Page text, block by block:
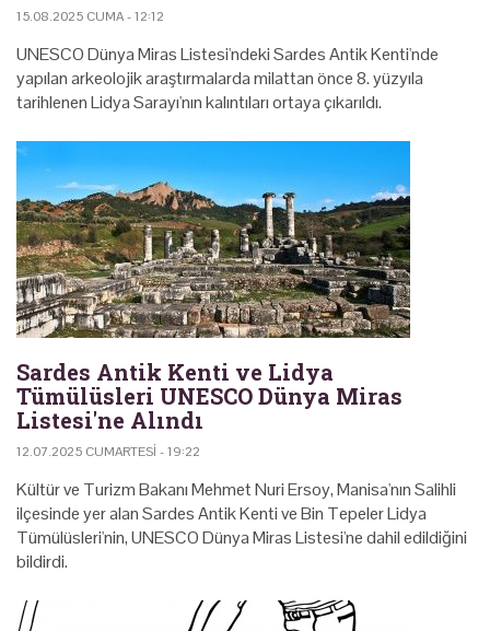
15.08.2025 CUMA - 12:12
UNESCO Dünya Miras Listesi'ndeki Sardes Antik Kenti'nde
yapılan arkeolojik araştırmalarda milattan önce 8. yüzyıla
tarihlenen Lidya Sarayı'nın kalıntıları ortaya çıkarıldı.
Sardes Antik Kenti ve Lidya
Tümülüsleri UNESCO Dünya Miras
Listesi'ne Alındı
12.07.2025 CUMARTESI - 19:22
Kültür ve Turizm Bakanı Mehmet Nuri Ersoy, Manisa'nın Salihli
ilçesinde yer alan Sardes Antik Kenti ve Bin Tepeler Lidya
Tümülüsleri'nin, UNESCO Dünya Miras Listesi'ne dahil edildiğini
bildirdi.